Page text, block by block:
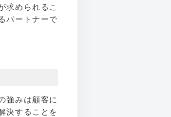
求められるこ
パートナーで
強みは顧客に
決することを